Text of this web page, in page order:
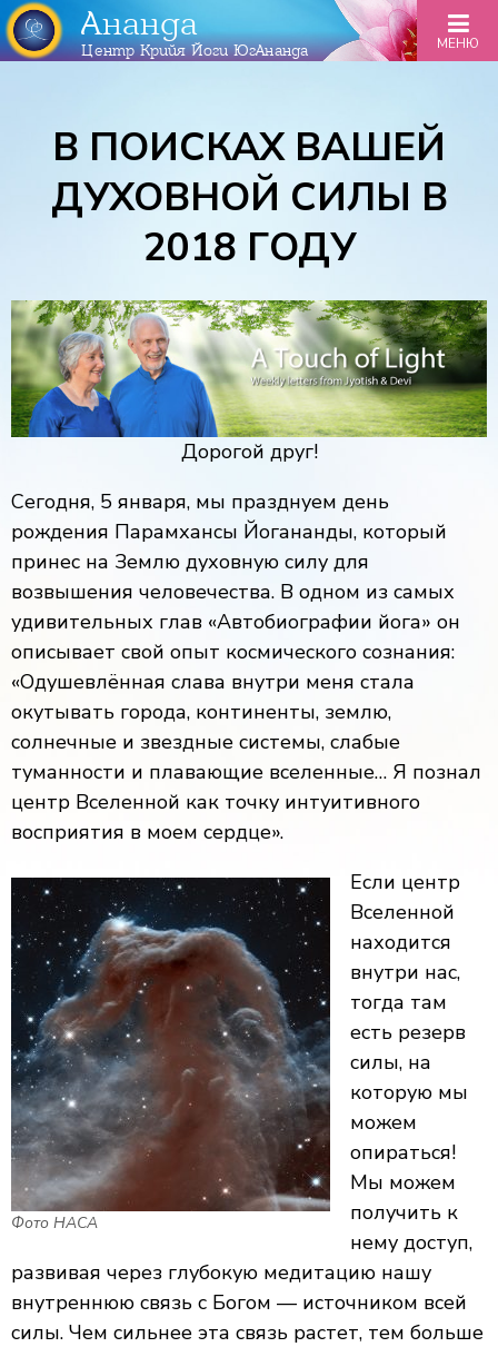
Ананда
Центр Крийя Йоги ЮгАнанда МЕНЮ
В ПОИСКАХ ВАШЕЙ
ДУХОВНОЙ СИЛЫ В
2018 ГОДУ
Дорогой друг!
Сегодня, 5 января, мы празднуем день
рождения Парамхансы Йогананды, который
принес на Землю духовную силу для
возвышения человечества. В одном из самых
удивительных глав «Автобиографии йога» он
описывает свой опыт космического сознания:
«Одушевлённая слава внутри меня стала
окутывать города, континенты, землю,
солнечные и звездные системы, слабые
туманности и плавающие вселенные… Я познал
центр Вселенной как точку интуитивного
восприятия в моем сердце».
Фото НАСА
Если центр
Вселенной
находится
внутри нас,
тогда там
есть резерв
силы, на
которую мы
можем
опираться!
Мы можем
получить к
нему доступ,
развивая через глубокую медитацию нашу
внутреннюю связь с Богом — источником всей
силы. Чем сильнее эта связь растет, тем больше